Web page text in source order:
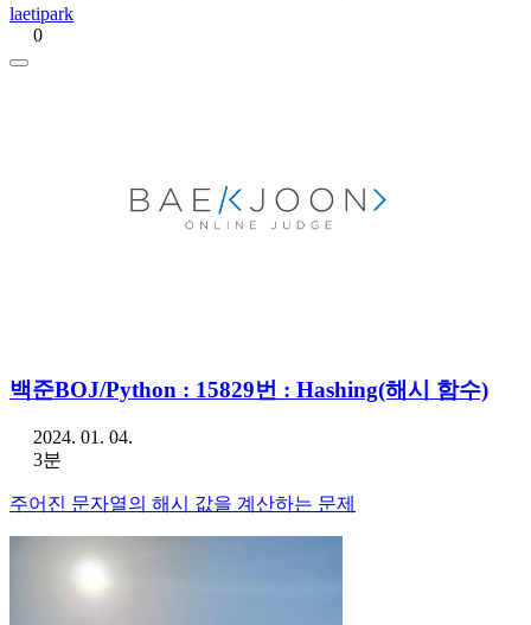
laetipark
0
백준BOJ/Python : 15829번 : Hashing(해시 함수)
2024. 01. 04.
3분
주어진 문자열의 해시 값을 계산하는 문제